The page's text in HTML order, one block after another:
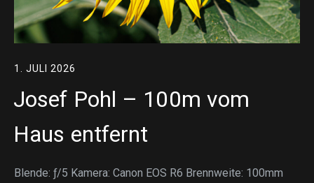
1. JULI 2026
Josef Pohl – 100m vom
Haus entfernt
Blende: ƒ/5 Kamera: Canon EOS R6 Brennweite: 100mm